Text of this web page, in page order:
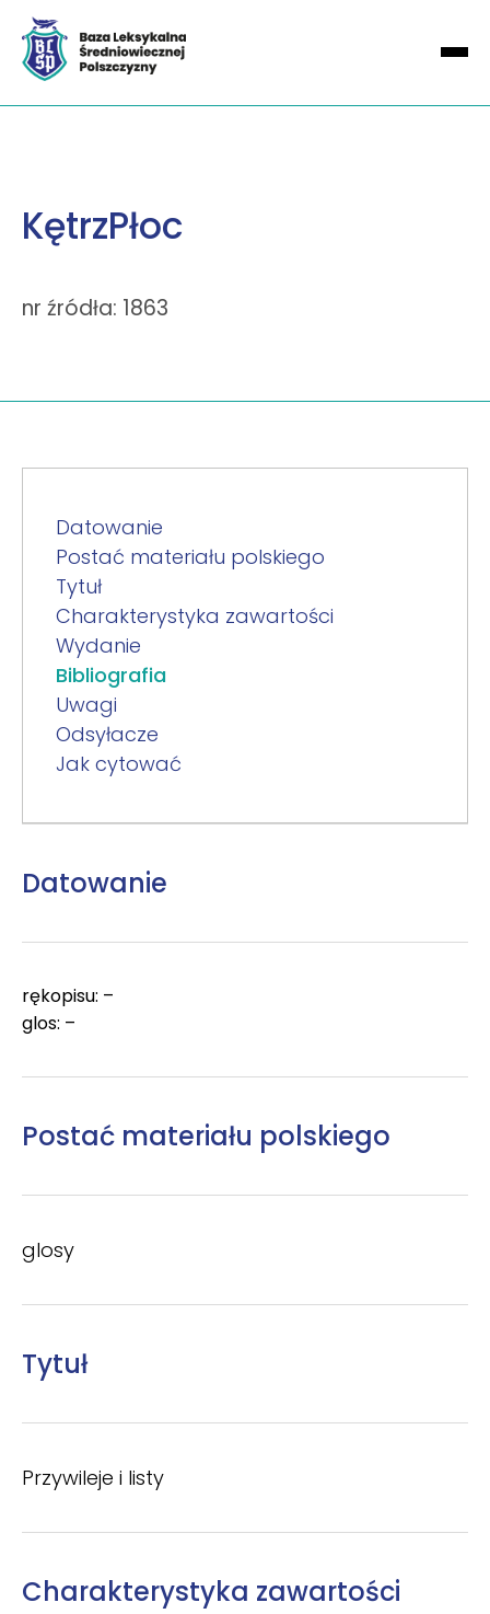
KętrzPłoc
nr źródła: 1863
Datowanie
Postać materiału polskiego
Tytuł
Charakterystyka zawartości
Wydanie
Bibliografia
Uwagi
Odsyłacze
Jak cytować
Datowanie
rękopisu: –
glos: –
Postać materiału polskiego
glosy
Tytuł
Przywileje i listy
Charakterystyka zawartości